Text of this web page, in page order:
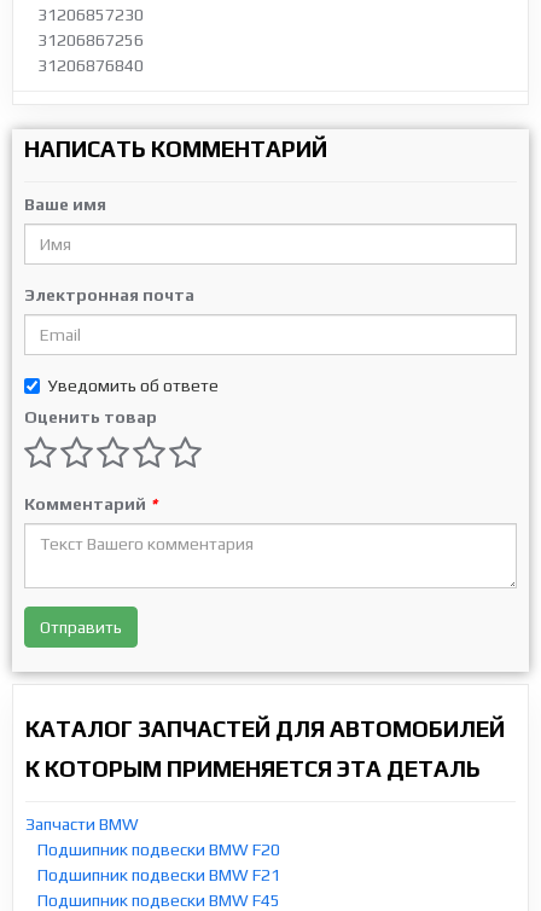
31206857230
31206867256
31206876840
НАПИСАТЬ КОММЕНТАРИЙ
Ваше имя
Электронная почта
Уведомить об ответе
Оценить товар
Комментарий *
Отправить
КАТАЛОГ ЗАПЧАСТЕЙ ДЛЯ АВТОМОБИЛЕЙ
К КОТОРЫМ ПРИМЕНЯЕТСЯ ЭТА ДЕТАЛЬ
Запчасти BMW
Подшипник подвески BMW F20
Подшипник подвески BMW F21
Подшипник подвески BMW F45